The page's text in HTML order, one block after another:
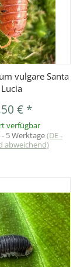
vulgare Santa
Lucia
€ *
verfügbar
- 5 Werktage(DE -
abweichend)